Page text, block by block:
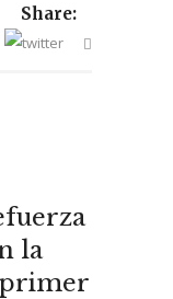
Share:
la
primer